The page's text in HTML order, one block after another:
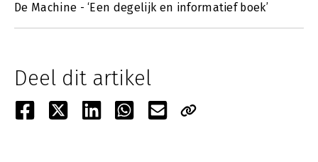
De Machine - ‘Een degelijk en informatief boek’
Deel dit artikel